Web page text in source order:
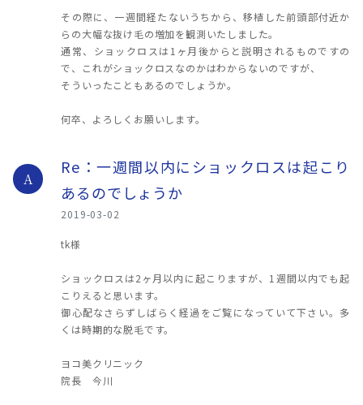
その際に、一週間経たないうちから、移植した前頭部付近か
らの大幅な抜け毛の増加を観測いたしました。
通常、ショックロスは1ヶ月後からと説明されるものですの
で、これがショックロスなのかはわからないのですが、
そういったこともあるのでしょうか。
何卒、よろしくお願いします。
A
Re：一週間以内にショックロスは起こり
あるのでしょうか
2019-03-02
tk様
ショックロスは2ヶ月以内に起こりますが、1週間以内でも起
こりえると思います。
御心配なさらずしばらく経過をご覧になっていて下さい。多
くは時期的な脱毛です。
ヨコ美クリニック
院長 今川